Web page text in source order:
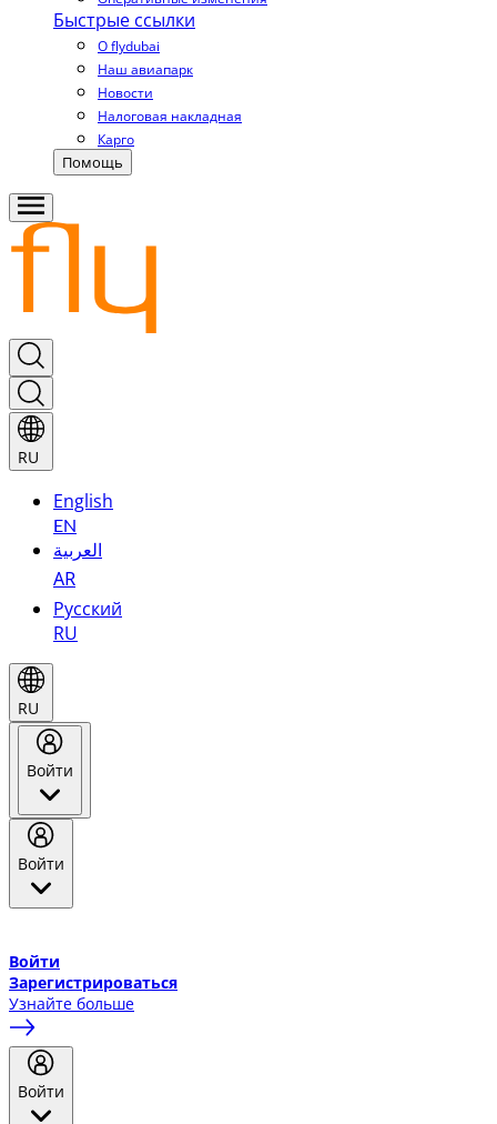
Быстрые ссылки
О flydubai
Наш авиапарк
Новости
Налоговая накладная
Карго
Помощь
RU
English
EN
العربية
AR
Русский
RU
RU
Войти
Войти
Войти
Зарегистрироваться
Узнайте больше
Войти